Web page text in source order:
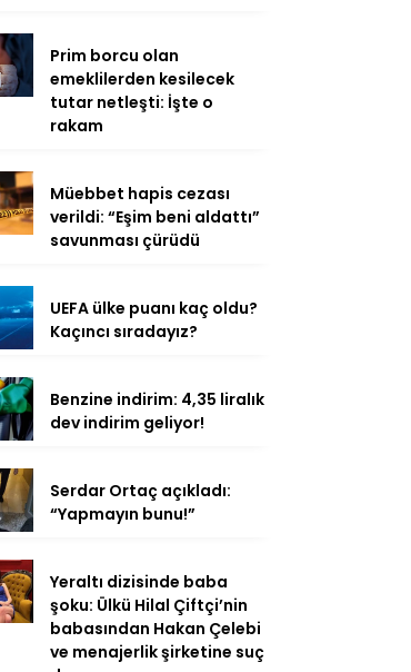
Prim borcu olan
emeklilerden kesilecek
tutar netleşti: İşte o
rakam
Müebbet hapis cezası
verildi: “Eşim beni aldattı”
savunması çürüdü
UEFA ülke puanı kaç oldu?
Kaçıncı sıradayız?
Benzine indirim: 4,35 liralık
dev indirim geliyor!
Serdar Ortaç açıkladı:
“Yapmayın bunu!”
Yeraltı dizisinde baba
şoku: Ülkü Hilal Çiftçi’nin
babasından Hakan Çelebi
ve menajerlik şirketine suç